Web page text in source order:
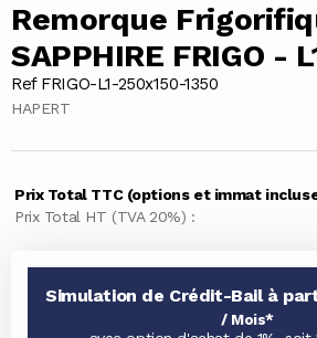
Remorque
SAPPHIRE FRIGO -
Ref FRIGO-L1-250x150-1350
HAPERT
Prix Total TTC (options et immat
Prix Total HT (TVA 20%) :
Simulation de Crédit-Bail à
/ Mois*